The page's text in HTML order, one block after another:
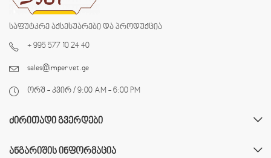
საფუტკრე აქსესუარები და პროდუქცია
+ 995 577 10 24 40
sales@impervet.ge
ორშ - კვირ / 9:00 AM - 6:00 PM
ᲫᲘᲠᲘᲗᲐᲓᲘ ᲒᲕᲔᲠᲓᲔᲑᲘ
ᲐᲜᲒᲐᲠᲘᲨᲘᲡ ᲘᲜᲤᲝᲠᲛᲐᲪᲘᲐ